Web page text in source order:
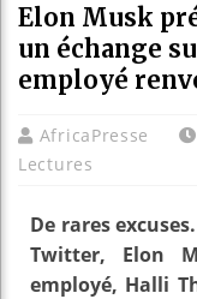
Elon Musk
un échange
employé
AfricaPresse
Lectures
De rares
Twitter, Elon
employé, Halli